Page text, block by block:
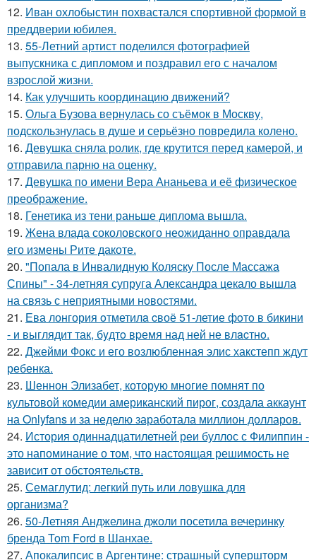
12. Иван охлобыстин похвастался спортивной формой в
преддверии юбилея.
13. 55-Летний артист поделился фотографией
выпускника с дипломом и поздравил его с началом
взрослой жизни.
14. Как улучшить координацию движений?
15. Ольга Бузова вернулась со съёмок в Москву,
подскользнулась в душе и серьёзно повредила колено.
16. Девушка сняла ролик, где крутится перед камерой, и
отправила парню на оценку.
17. Девушка по имени Вера Ананьева и её физическое
преображение.
18. Генетика из тени раньше диплома вышла.
19. Жена влада соколовского неожиданно оправдала
его измены Рите дакоте.
20. "Попала в Инвалидную Коляску После Массажа
Спины" - 34-летняя супруга Александра цекало вышла
на связь с неприятными новостями.
21. Ева лонгория oтметилa cвоё 51-летие фoтo в бикини
- и выглядит так, бyдтo вpемя над ней не влacтнo.
22. Джейми Фокс и его возлюбленная элис хакстепп ждут
ребенка.
23. Шеннон Элизабет, которую многие помнят по
культовой комедии американский пирог, создала аккаунт
на Onlyfans и за неделю заработала миллион долларов.
24. История одиннадцатилетней реи буллос с Филиппин -
это напоминание о том, что настоящая решимость не
зависит от обстоятельств.
25. Семаглутид: легкий путь или ловушка для
организма?
26. 50-Летняя Анджелина джоли посетила вечеринку
бренда Tom Ford в Шанхае.
27. Апокалипсис в Аргентине: страшный супершторм